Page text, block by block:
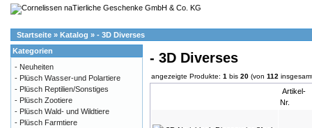
Startseite » Katalog » - 3D Diverses
- 3D Diverses
angezeigte Produkte: 1 bis 20 (von 112
Artikel-
Nr.
Kategorien
- Neuheiten
- Plüsch Wasser-und Polartiere
- Plüsch Reptilien/Sonstiges
- Plüsch Zootiere
- Plüsch Wald- und Wildtiere
- Plüsch Farmtiere